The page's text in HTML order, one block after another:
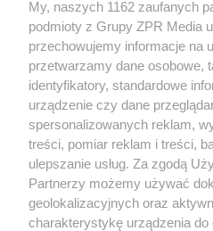
rozpowszechniany lub dalej
(w tym także elektroniczny lub
eksploatacji w jakiejkolwiek formie,
Internecie bez pisemnej zgody
lub wykorzystanie utworów w
prawa, tzn. bez właściwej zgody,
może być ścigane prawnie.
O nas
My, naszych 1162 zaufanych
podmioty z Grupy ZPR Media
przechowujemy informacje na
przetwarzamy dane osobowe,
identyfikatory, standardowe
urządzenie czy dane
spersonalizowanych reklam,
treści, pomiar reklam i treści,
ulepszanie usług. Za zgodą
Partnerzy możemy używać
geolokalizacyjnych oraz
charakterystykę urządzenia do